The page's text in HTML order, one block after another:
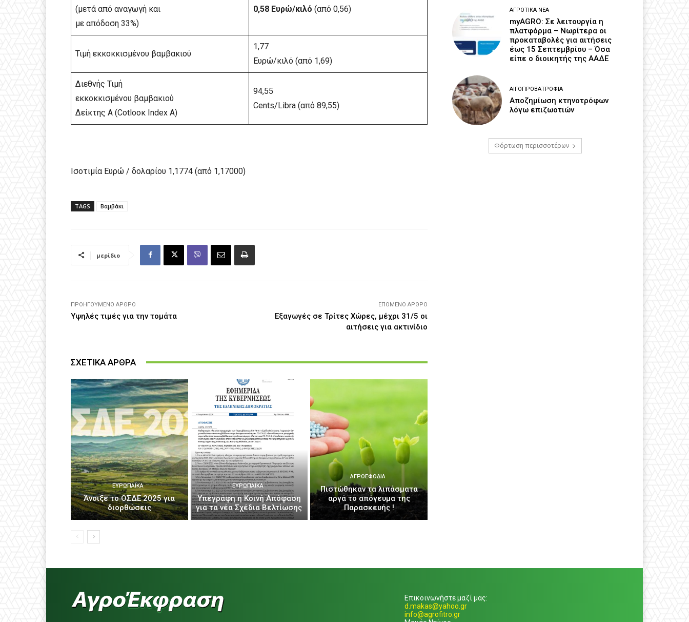
(μετά από αναγωγή και
με απόδοση 33%)
0,58 Ευρώ/κιλό (από 0,56)
Τιμή εκκοκκισμένου βαμβακιού
1,77
Ευρώ/κιλό (από 1,69)
Διεθνής Τιμή
εκκοκκισμένου βαμβακιού
Δείκτης Α (Cotlooκ Index A)
94,55
Cents/Libra (από 89,55)
Ισοτιμία Ευρώ / δολαρίου 1,1774 (από 1,17000)
TAGS Βαμβάκι
μερίδιο
ΠΡΟΗΓΟΎΜΕΝΟ ΆΡΘΡΟ
Υψηλές τιμές για την τομάτα
ΕΠΌΜΕΝΟ ΆΡΘΡΟ
Εξαγωγές σε Τρίτες Χώρες, μέχρι 31/5 οι
αιτήσεις για ακτινίδιο
ΣΧΕΤΙΚΑ ΑΡΘΡΑ
ΕΥΡΩΠΑΪΚΆ
Άνοιξε το ΟΣΔΕ 2025 για
διορθώσεις
ΕΥΡΩΠΑΪΚΆ
Υπεγράφη η Κοινή Απόφαση
για τα νέα Σχέδια Βελτίωσης
ΑΓΡΟΕΦΌΔΙΑ
Πιστώθηκαν τα λιπάσματα
αργά το απόγευμα της
Παρασκευής !
ΑΓΡΟΤΙΚΆ ΝΈΑ
myAGRO: Σε λειτουργία η
πλατφόρμα – Νωρίτερα οι
προκαταβολές για αιτήσεις
έως 15 Σεπτεμβρίου – Όσα
είπε ο διοικητής της ΑΑΔΕ
ΑΙΓΟΠΡΟΒΑΤΡΟΦΊΑ
Αποζημίωση κτηνοτρόφων
λόγω επιζωοτιών
Φόρτωση περισσοτέρων
Επικοινωνήστε μαζί μας:
d.makas@yahoo.gr
info@agrofitro.gr